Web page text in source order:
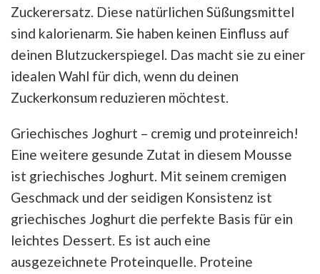
Zuckerersatz. Diese natürlichen Süßungsmittel
sind kalorienarm. Sie haben keinen Einfluss auf
deinen Blutzuckerspiegel. Das macht sie zu einer
idealen Wahl für dich, wenn du deinen
Zuckerkonsum reduzieren möchtest.
Griechisches Joghurt – cremig und proteinreich!
Eine weitere gesunde Zutat in diesem Mousse
ist griechisches Joghurt. Mit seinem cremigen
Geschmack und der seidigen Konsistenz ist
griechisches Joghurt die perfekte Basis für ein
leichtes Dessert. Es ist auch eine
ausgezeichnete Proteinquelle. Proteine